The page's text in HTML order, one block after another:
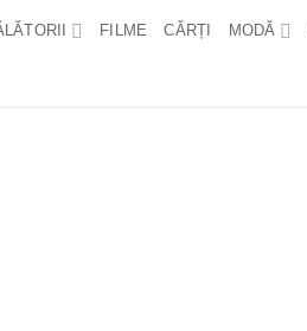
FILME CĂRȚI MODĂ